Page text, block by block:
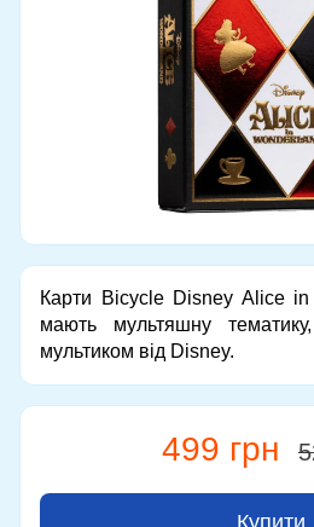
Карти Bicycle Disney Alice
мають мультяшну
мультиком від Disney.
499 грн
Купити